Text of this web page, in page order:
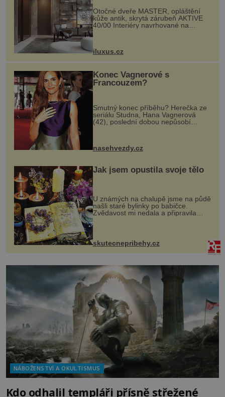
Otočné dveře MASTER, opláštění
kůže antik, skrytá zárubeň AKTIVE
40/00 Interiéry navrhované na
zakázku často vyžadují atypické
rozměry nejen nábytku, ale i
dnes umož...
iluxus.cz
Konec Vagnerové s
Francouzem?
Smutný konec příběhu? Herečka ze
seriálu Studna, Hana Vagnerová
(42), poslední dobou nepůsobí
nasehvezdy.cz
Jak jsem opustila svoje tělo
U známých na chalupě jsme na půdě
našli staré bylinky po babičce.
Zvědavost mi nedala a připravila
jsem si z nich lektvar… Zimní pobyt
na chalupě se pro mě vlastní vinou
změnil v děsivý zážitek, na kt...
skutecnepribehy.cz
NÁBOŽENSTVÍ A OKULTISMUS
Kdo odhalil templáři přísně střežené